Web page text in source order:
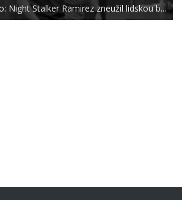
Night Stalker Ramirez zneužil lidskou b...